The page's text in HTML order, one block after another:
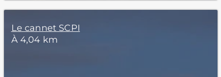
Le cannet SCPI
À 4,04 km